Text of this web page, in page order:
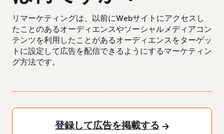
リマーケティングは、以前にWebサイトにアクセスし
たことのあるオーディエンスやソーシャルメディアコン
テンツを利用したことがあるオーディエンスをターゲッ
トに設定して広告を配信できるようにするマーケティン
グ方法です。
登録して広告を掲載する